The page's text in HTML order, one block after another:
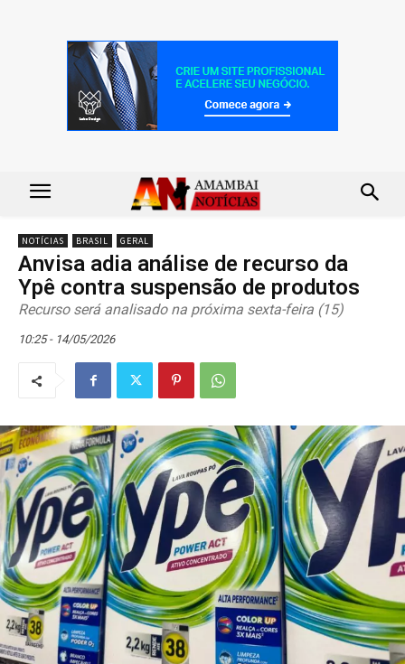
NOTÍCIAS BRASIL GERAL
Anvisa adia análise de recurso da
Ypê contra suspensão de produtos
Recurso será analisado na próxima sexta-feira (15)
10:25 - 14/05/2026